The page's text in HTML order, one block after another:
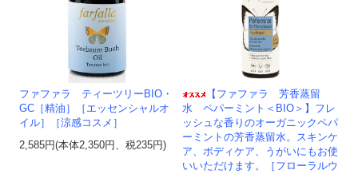
ファファラ ティーツリーBIO・
GC［精油］［エッセンシャルオ
イル］［涼感コスメ］
2,585円(本体2,350円、税235円)
【ファファラ 芳香蒸留
水 ペパーミント＜BIO＞】フレ
ッシュな香りのオーガニックペパ
ーミントの芳香蒸留水。スキンケ
ア、ボディケア、うがいにもお使
いいただけます。［フローラルウ